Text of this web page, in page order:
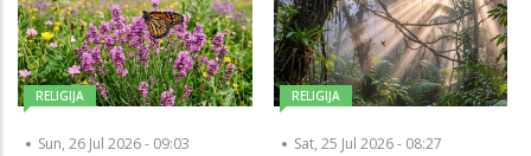
RELIGIJA
Sun, 26 Jul 2026 - 09:03
RELIGIJA
Sat, 25 Jul 2026 - 08:27